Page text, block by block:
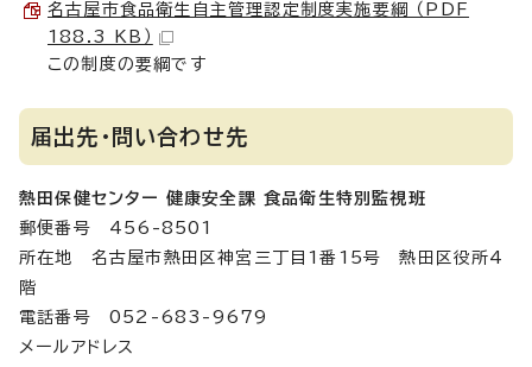
名古屋市食品衛生自主管理認定制度実施要綱 （PDF
188.3 KB）
この制度の要綱です
届出先・問い合わせ先
熱田保健センター 健康安全課 食品衛生特別監視班
郵便番号 456-8501
所在地 名古屋市熱田区神宮三丁目1番15号 熱田区役所4
階
電話番号 052-683-9679
メールアドレス